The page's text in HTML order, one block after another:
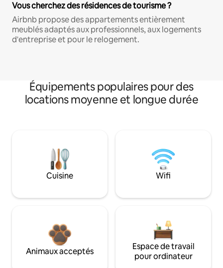
Vous cherchez des résidences de tourisme ?
Airbnb propose des appartements entièrement
meublés adaptés aux professionnels, aux logements
d'entreprise et pour le relogement.
Équipements populaires pour des
locations moyenne et longue durée
Cuisine Wifi
Animaux acceptés
Espace de travail
pour ordinateur